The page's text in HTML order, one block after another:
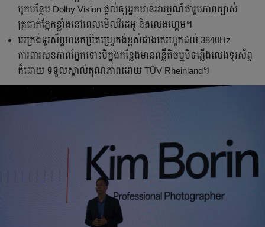
បូកបន្ថែម Dolby Vision ផ្តល់ឲ្យអ្នកមានអារម្មណ៍ថារូបភាពច្បាស់
ត្រជាក់ភ្នែកខ្លាំងនៅពេលមើលវីដេអូ និងលេងហ្គេម។
អេក្រង់ទូរស័ព្ទមានកម្រិតហ្វ្រេកង់ខ្ពស់ជាងគេរហូតដល់ 3840Hz
ការពារសុខភាពភ្នែកទោះបីក្នុងកន្លែងមានពន្លឺតិចឬបិទភ្លើងលេងទូរស័ព្ទ
ក៏ដោយ ទទួលស្គាល់គុណភាពដោយ TÜV Rheinland។